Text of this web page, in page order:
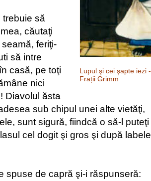
Lupul şi cei şapte iezi -
Frații Grimm
trebuie să
căutaţi
feriţi-
să intre
casă, pe toţi
nici
Diavolul ăsta
sub chipul unei alte vietăţi,
sunt sigură, fiindcă o să-l puteţi
cel dogit şi gros şi după labele
spuse de capră şi-i răspunseră: